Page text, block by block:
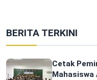
BERITA TERKINI
Cetak
Mahasiswa